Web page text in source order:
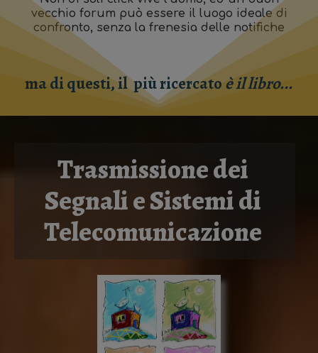
vecchio forum può essere il luogo ideale di
confronto, senza la frenesia delle notifiche
ma di questi, il più ricercatoè il libro...
Trasmissione dei
Segnali e Sistemi di
Telecomunicazione